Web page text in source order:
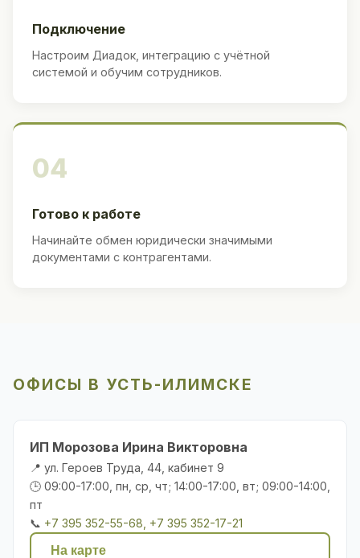
Подключение
Настроим Диадок, интеграцию с учётной
системой и обучим сотрудников.
04
Готово к работе
Начинайте обмен юридически значимыми
документами с контрагентами.
ОФИСЫ В УСТЬ-ИЛИМСКЕ
ИП Морозова Ирина Викторовна
📍 ул. Героев Труда, 44, кабинет 9
🕒 09:00-17:00, пн, ср, чт; 14:00-17:00, вт; 09:00-14:00,
пт
📞 +7 395 352-55-68, +7 395 352-17-21
На карте